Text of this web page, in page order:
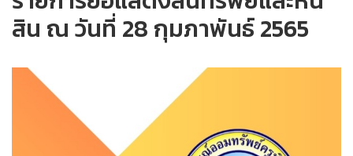
สิน ณ วันที่ 28 กุมภาพันธ์ 2565